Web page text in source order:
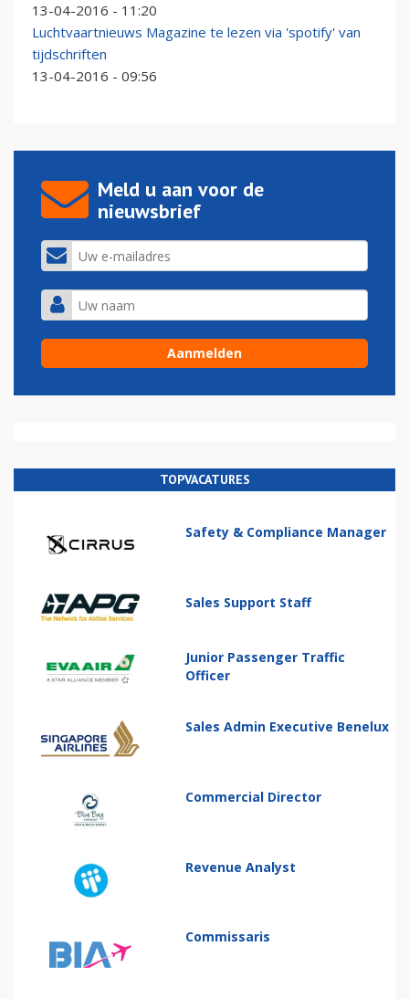
13-04-2016 - 11:20
Luchtvaartnieuws Magazine te lezen via 'spotify' van
tijdschriften
13-04-2016 - 09:56
Meld u aan voor de
nieuwsbrief
TOPVACATURES
Safety & Compliance Manager
Sales Support Staff
Junior Passenger Traffic
Officer
Sales Admin Executive Benelux
Commercial Director
Revenue Analyst
Commissaris